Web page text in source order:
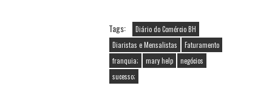
b
o
o
k
itt
er
ai
l A
p
Tags:
Diário do Comércio BH
Diaristas e Mensalistas
Faturamento
franquia;
mary help
negócios
sucesso;